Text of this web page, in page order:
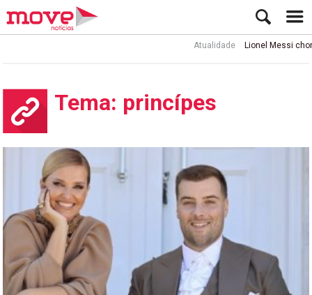
Atualidade Lionel Messi chora a
Tema: princípes